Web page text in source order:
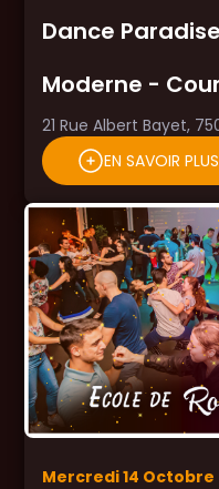
Dance
Moderne -
21 Rue Albert Bayet,
EN SAVOIR PLUS
Mercredi14 Octobre